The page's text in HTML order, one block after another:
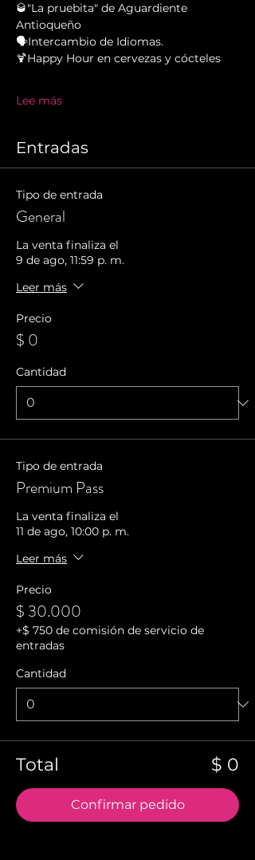
🥃"La pruebita" de Aguardiente
Antioqueño
🗣Intercambio de Idiomas.
🍹Happy Hour en cervezas y cócteles
Lee más
Entradas
Tipo de entrada
General
La venta finaliza el
9 de ago, 11:59 p. m.
Leer más
Precio
$ 0
Cantidad
Tipo de entrada
Premium Pass
La venta finaliza el
11 de ago, 10:00 p. m.
Leer más
Precio
$ 30.000
+$ 750 de comisión de servicio de
entradas
Cantidad
Total $ 0
Confirmar pedido